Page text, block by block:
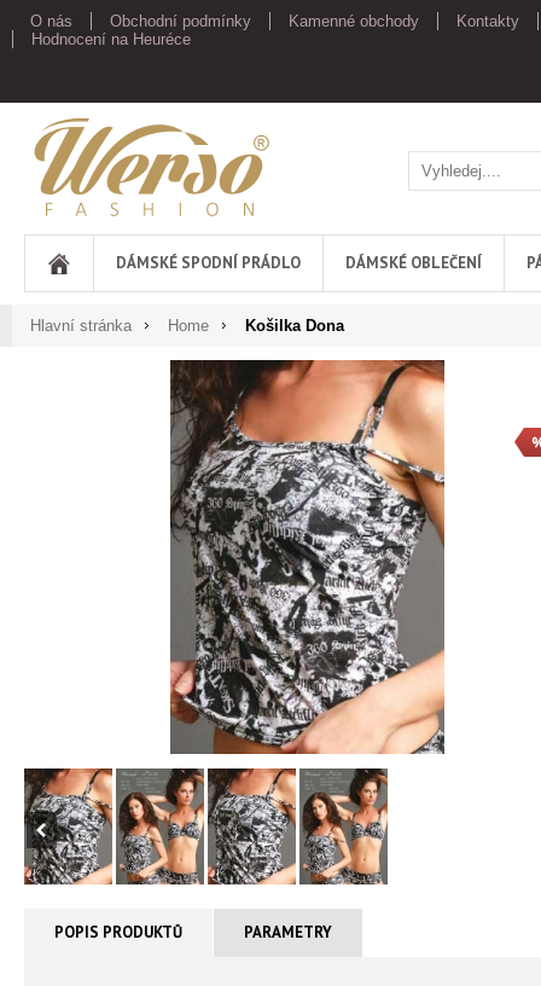
O nás Obchodní podmínky Kamenné obchody
Kontakty
Hodnocení na Heuréce
Werso
DÁMSKÉ SPODNÍ PRÁDLO DÁMSKÉ OBLEČENÍ
Hlavní stránka Home Košilka Dona
POPIS PRODUKTŮ PARAMETRY